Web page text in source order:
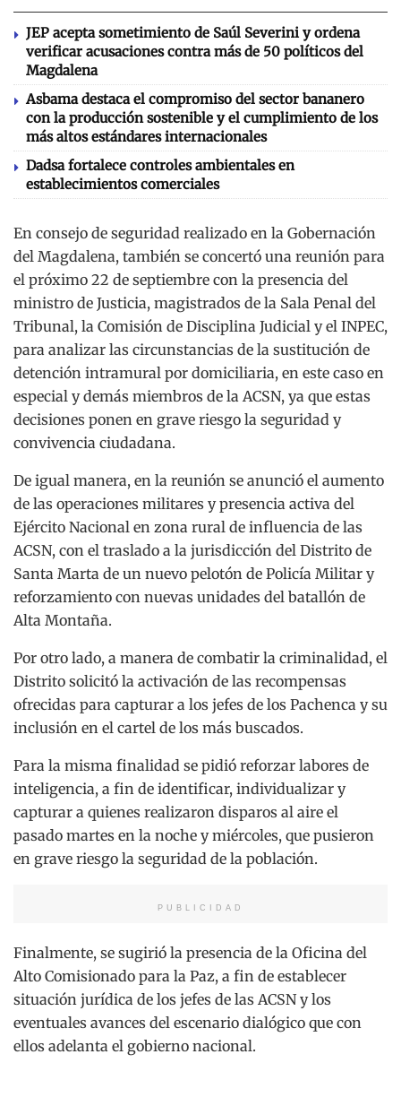
JEP acepta sometimiento de Saúl Severini y ordena
verificar acusaciones contra más de 50 políticos del
Magdalena
Asbama destaca el compromiso del sector bananero
con la producción sostenible y el cumplimiento de los
más altos estándares internacionales
Dadsa fortalece controles ambientales en
establecimientos comerciales
En consejo de seguridad realizado en la Gobernación
del Magdalena, también se concertó una reunión para
el próximo 22 de septiembre con la presencia del
ministro de Justicia, magistrados de la Sala Penal del
Tribunal, la Comisión de Disciplina Judicial y el INPEC,
para analizar las circunstancias de la sustitución de
detención intramural por domiciliaria, en este caso en
especial y demás miembros de la ACSN, ya que estas
decisiones ponen en grave riesgo la seguridad y
convivencia ciudadana.
De igual manera, en la reunión se anunció el aumento
de las operaciones militares y presencia activa del
Ejército Nacional en zona rural de influencia de las
ACSN, con el traslado a la jurisdicción del Distrito de
Santa Marta de un nuevo pelotón de Policía Militar y
reforzamiento con nuevas unidades del batallón de
Alta Montaña.
Por otro lado, a manera de combatir la criminalidad, el
Distrito solicitó la activación de las recompensas
ofrecidas para capturar a los jefes de los Pachenca y su
inclusión en el cartel de los más buscados.
Para la misma finalidad se pidió reforzar labores de
inteligencia, a fin de identificar, individualizar y
capturar a quienes realizaron disparos al aire el
pasado martes en la noche y miércoles, que pusieron
en grave riesgo la seguridad de la población.
PUBLICIDAD
Finalmente, se sugirió la presencia de la Oficina del
Alto Comisionado para la Paz, a fin de establecer
situación jurídica de los jefes de las ACSN y los
eventuales avances del escenario dialógico que con
ellos adelanta el gobierno nacional.